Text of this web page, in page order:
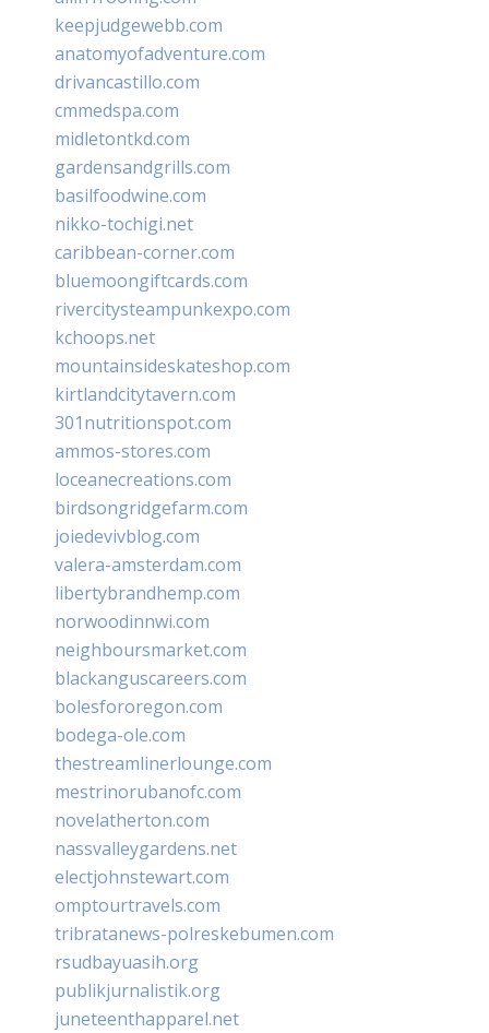
keepjudgewebb.com
anatomyofadventure.com
drivancastillo.com
cmmedspa.com
midletontkd.com
gardensandgrills.com
basilfoodwine.com
nikko-tochigi.net
caribbean-corner.com
bluemoongiftcards.com
rivercitysteampunkexpo.com
kchoops.net
mountainsideskateshop.com
kirtlandcitytavern.com
301nutritionspot.com
ammos-stores.com
loceanecreations.com
birdsongridgefarm.com
joiedevivblog.com
valera-amsterdam.com
libertybrandhemp.com
norwoodinnwi.com
neighboursmarket.com
blackanguscareers.com
bolesfororegon.com
bodega-ole.com
thestreamlinerlounge.com
mestrinorubanofc.com
novelatherton.com
nassvalleygardens.net
electjohnstewart.com
omptourtravels.com
tribratanews-polreskebumen.com
rsudbayuasih.org
publikjurnalistik.org
juneteenthapparel.net